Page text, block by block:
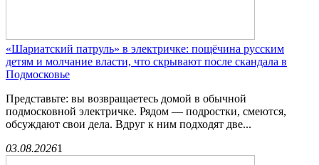
«Шариатский патруль» в электричке: пощёчина русским
детям и молчание власти, что скрывают после скандала в
Подмосковье
Представьте: вы возвращаетесь домой в обычной
подмосковной электричке. Рядом — подростки, смеются,
обсуждают свои дела. Вдруг к ним подходят две...
03.08.20261